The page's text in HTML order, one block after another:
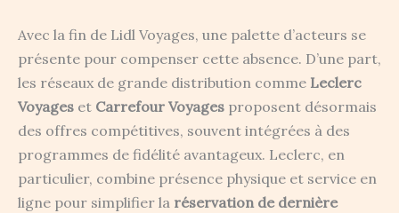
Avec la fin de Lidl Voyages, une palette d’acteurs se
présente pour compenser cette absence. D’une part,
les réseaux de grande distribution comme Leclerc
Voyages et Carrefour Voyages proposent désormais
des offres compétitives, souvent intégrées à des
programmes de fidélité avantageux. Leclerc, en
particulier, combine présence physique et service en
ligne pour simplifier la réservation de dernière